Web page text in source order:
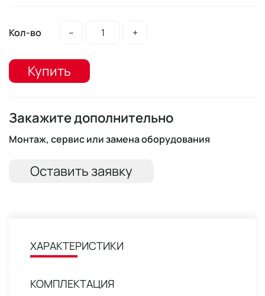
Кол-во – +
Купить
Закажите дополнительно
Монтаж, сервис или замена оборудования
Оставить заявку
ХАРАКТЕРИСТИКИ
КОМПЛЕКТАЦИЯ